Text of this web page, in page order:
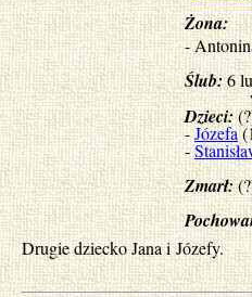
Żona:
-
Ślub:6
Dzieci:
-Józefa
-
Zmarł:
Drugie dziecko Jana i Józefy.